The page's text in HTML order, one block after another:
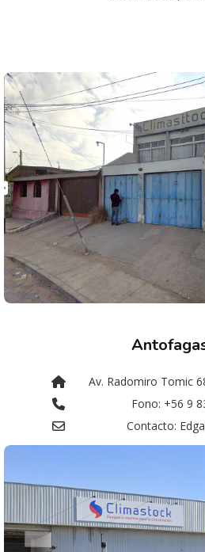
Av. Radomiro Tomic
Fono: +56 9
Contacto: